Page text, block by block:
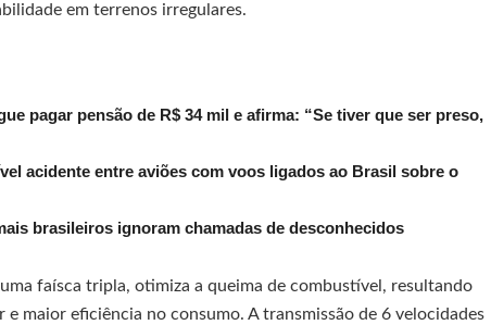
em terrenos irregulares.
pagar pensão de R$ 34 mil e afirma: “Se tiver que ser preso,
acidente entre aviões com voos ligados ao Brasil sobre o
brasileiros ignoram chamadas de desconhecidos
faísca tripla, otimiza a queima de combustível, resultando
maior eficiência no consumo. A transmissão de 6 velocidades